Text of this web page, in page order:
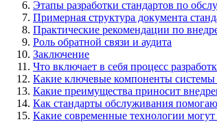
Этапы разработки стандартов по
Примерная структура документа
Практические рекомендации по
Роль обратной связи и аудита
Заключение
Что включает в себя процесс
Какие ключевые компоненты системы
Какие преимущества приносит
Как стандарты обслуживания
Какие современные технологии